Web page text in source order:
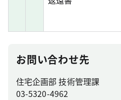
お問い合わせ先
住宅企画部 技術管理課
03-5320-4962